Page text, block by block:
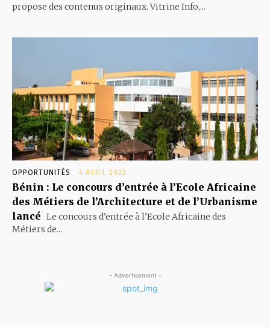
propose des contenus originaux. Vitrine Info,...
OPPORTUNITÉS 4 AVRIL 2022
Bénin : Le concours d’entrée à l’Ecole Africaine
des Métiers de l’Architecture et de l’Urbanisme
lancé Le concours d’entrée à l’Ecole Africaine des
Métiers de...
- Advertisement -